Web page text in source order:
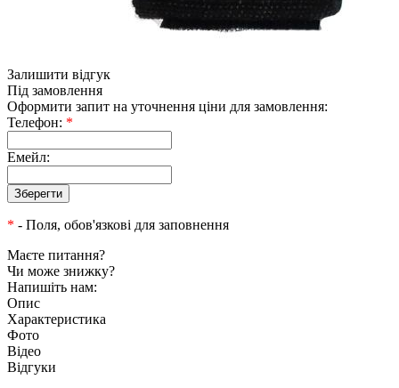
Залишити відгук
Під замовлення
Оформити запит на уточнення ціни для замовлення:
Телефон: *
Емейл:
* - Поля, обов'язкові для заповнення
Маєте питання?
Чи може знижку?
Напишіть нам:
Опис
Характеристика
Фото
Відео
Відгуки